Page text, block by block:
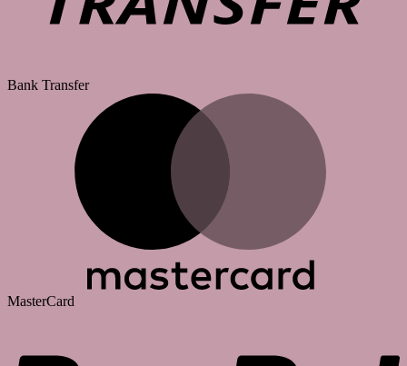
Bank Transfer
MasterCard